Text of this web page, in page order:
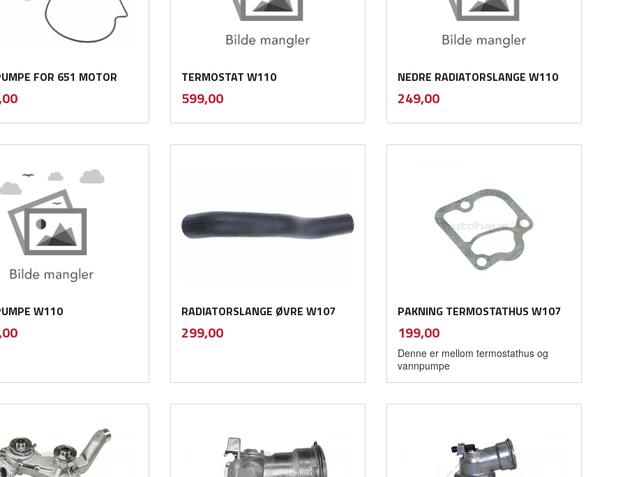
FOR 651 MOTOR
mva.
TERMOSTAT W110
Pris
599,00mva.
NEDRE RADIATORSLANGE W110
Pris
249,00mva.
W110
mva.
RADIATORSLANGE ØVRE W107
Pris
299,00mva.
PAKNING TERMOSTATHUS W107
Pris
199,00mva.
Denne er mellom termostathus og
vannpumpe